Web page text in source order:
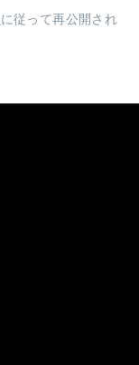
に従って再公開され